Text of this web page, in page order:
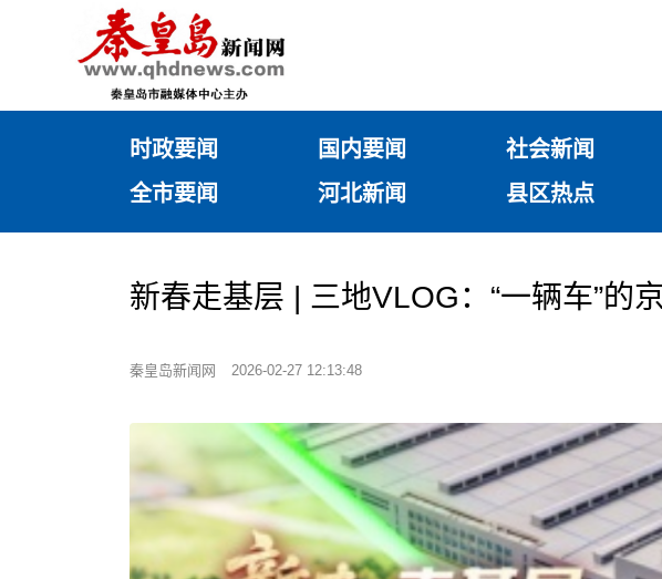
时政要闻 国内要闻 社会新闻
全市要闻
河北新闻 县区热点
新春走基层 | 三地VLOG：“一辆车”的
秦皇岛新闻网 2026-02-27 12:13:48